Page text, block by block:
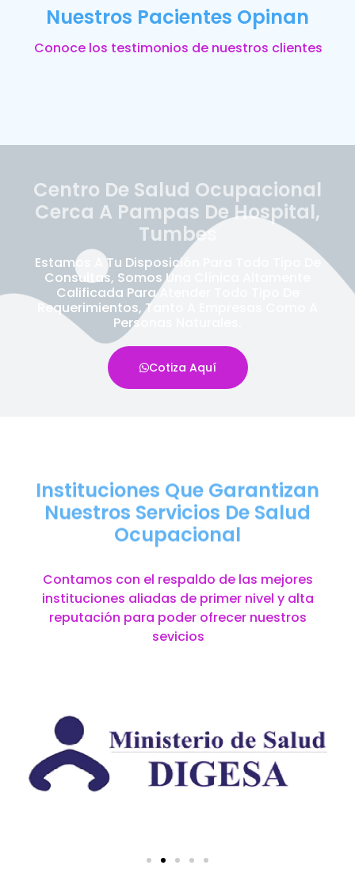
Nuestros Pacientes Opinan
Conoce los testimonios de nuestros clientes
Centro De Salud Ocupacional
Cerca A Pampas De Hospital,
Tumbes
Estamos A Tu Disposición Para Todo Tipo De
Consultas, Somos Una Clínica Altamente
Calificada Para Atender Todo Tipo De
Requerimientos, Tanto A Empresas Como A
Personas Naturales.
Cotiza Aquí
Instituciones Que Garantizan
Nuestros Servicios De Salud
Ocupacional
Contamos con el respaldo de las mejores
instituciones aliadas de primer nivel y alta
reputación para poder ofrecer nuestros
sevicios